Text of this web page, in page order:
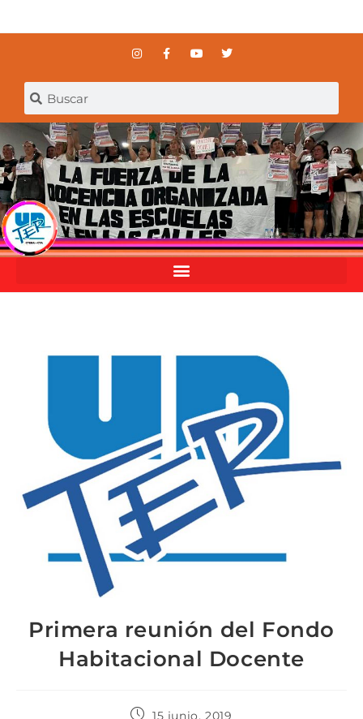
Primera reunión del Fondo
Habitacional Docente
15 junio, 2019